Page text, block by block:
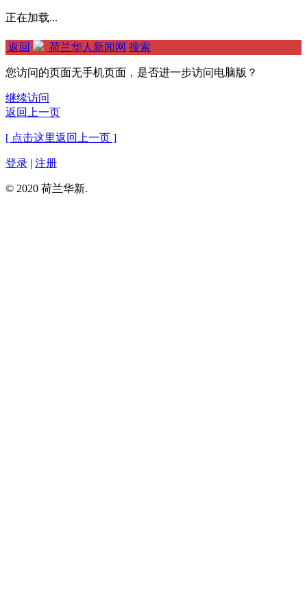
正在加载...
返回 荷兰华人新闻网 搜索
您访问的页面无手机页面，是否进一步访问电脑版？
继续访问
返回上一页
[ 点击这里返回上一页 ]
登录 | 注册
© 2020 荷兰华新.